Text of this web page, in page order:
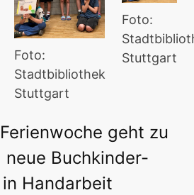
Foto:
Stuttgart
Foto:
Stadtbibliothek
Stuttgart
geht zu
neue Buchkinder-
Handarbeit